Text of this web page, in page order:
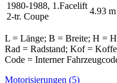
1980-1988, 1.Facelift
2-tr. Coupe
4.93 m
L = Länge; B = Breite; H =
Rad = Radstand; Kof =
Code = Interner
Motorisierungen (5)